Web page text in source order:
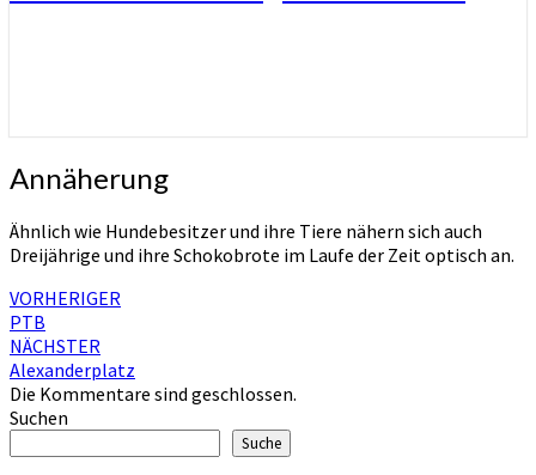
Annäherung
Annäherung
Ähnlich wie Hundebesitzer und ihre Tiere nähern sich auch
Dreijährige und ihre Schokobrote im Laufe der Zeit optisch an.
Beitragsnavigation
VORHERIGER
PTB
NÄCHSTER
Alexanderplatz
Die Kommentare sind geschlossen.
Suchen
Suche